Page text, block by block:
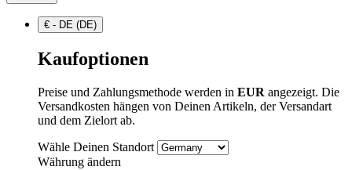
€ - DE (DE)
Kaufoptionen
Preise und Zahlungsmethode werden in EUR angezeigt. Die
Versandkosten hängen von Deinen Artikeln, der Versandart
und dem Zielort ab.
Wähle Deinen Standort
Währung ändern